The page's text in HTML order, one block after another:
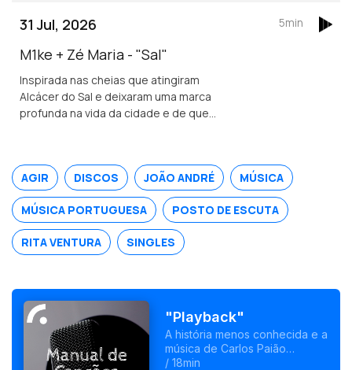
31 Jul, 2026
M1ke + Zé Maria - "Sal"
Inspirada nas cheias que atingiram
Alcácer do Sal e deixaram uma marca
profunda na vida da cidade e de quem
5min
AGIR DISCOS JOÃO ANDRÉ MÚSICA
MÚSICA PORTUGUESA POSTO DE ESCUTA
RITA VENTURA SINGLES
"Playback"
A história menos conhecida e a
música de Carlos Paião
chegam ao cinema com um
/ 18min